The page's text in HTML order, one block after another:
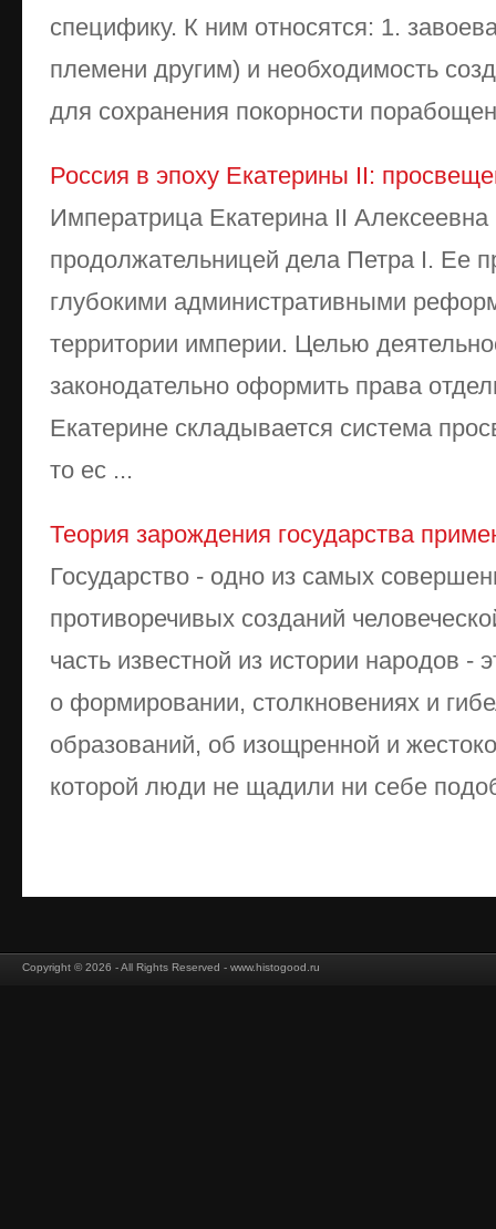
специфику. К ним относятся: 1.
племени другим) и необходимость
для сохранения покорности
Россия в эпоху Екатерины II:
Императрица Екатерина II
продолжательницей дела Петра I. Ее
глубокими административными
территории империи. Целью
законодательно оформить права
Екатерине складывается система
то ес ...
Теория зарождения государства
Государство - одно из самых
противоречивых созданий
часть известной из истории народов -
о формировании, столкновениях и
образований, об изощренной и
которой люди не щадили ни себе
Copyright © 2026 - All Rights Reserved - www.histogood.ru